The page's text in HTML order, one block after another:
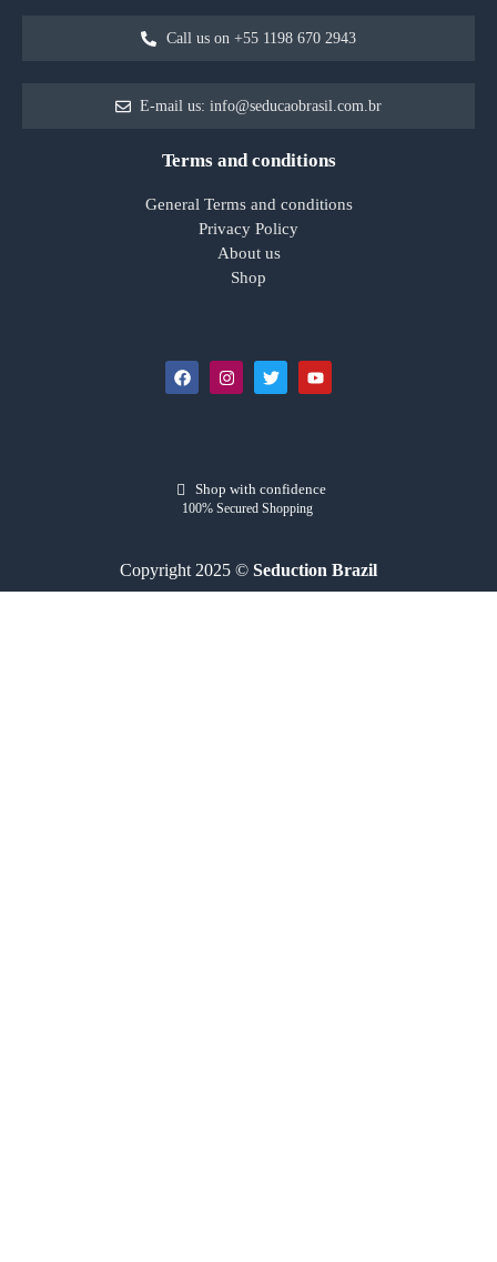
Call us on +55 1198 670 2943
E-mail us: info@seducaobrasil.com.br
Terms and conditions
General Terms and conditions
Privacy Policy
About us
Shop
Shop with confidence
100% Secured Shopping
Copyright 2025 © Seduction Brazil